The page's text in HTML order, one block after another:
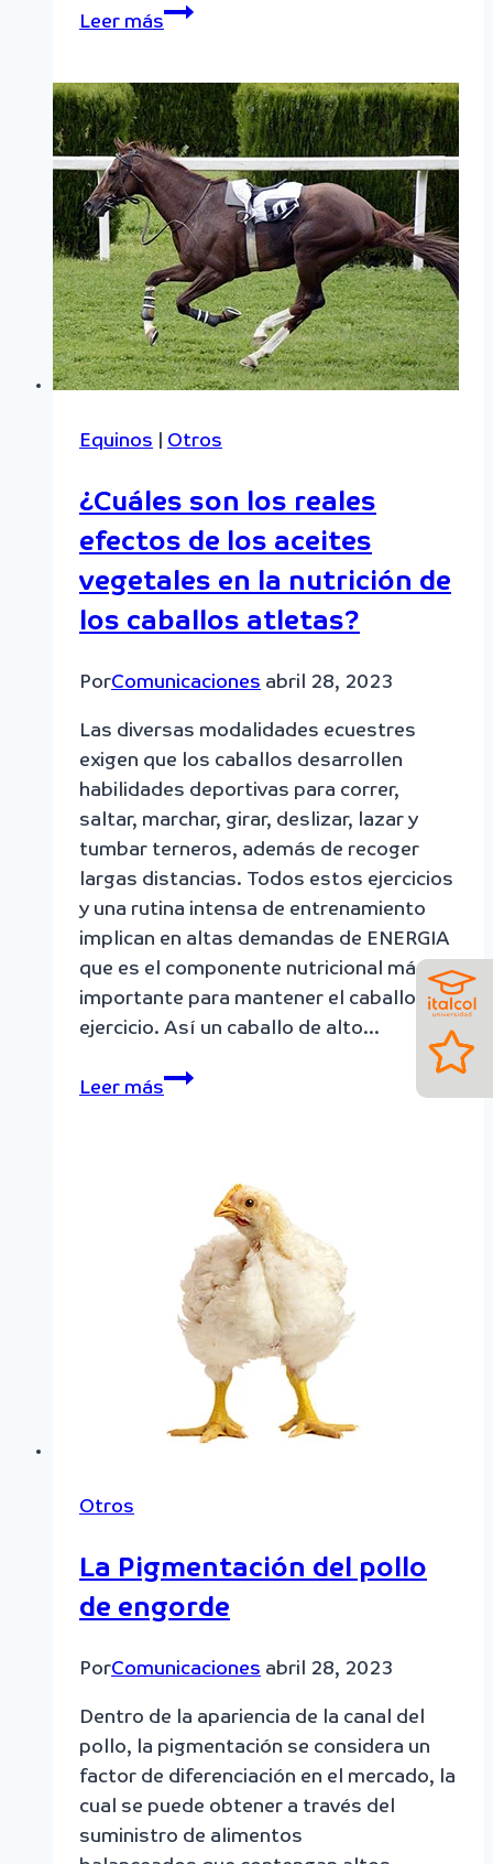
Leer más
Ganadería
reto
de
disminuir
la
contaminación
aumentando
la
productividad
Equinos Otros
¿Cuáles son los reales
efectos de los aceites
vegetales en la nutrición de
los caballos atletas?
PorComunicaciones abril 28, 2023
Las diversas modalidades ecuestres
exigen que los caballos desarrollen
habilidades deportivas para correr,
saltar, marchar, girar, deslizar, lazar y
tumbar terneros, además de recoger
largas distancias. Todos estos ejercicios
y una rutina intensa de entrenamiento
implican en altas demandas de ENERGIA
que es el componente nutricional más
importante para mantener el caballo en
ejercicio. Así un caballo de alto…
Leer más
¿Cuáles
efectos
aceites
vegetales
nutrición
de
Otros
La Pigmentación del pollo
de engorde
PorComunicaciones abril 28, 2023
Dentro de la apariencia de la canal del
pollo, la pigmentación se considera un
factor de diferenciación en el mercado, la
cual se puede obtener a través del
suministro de alimentos